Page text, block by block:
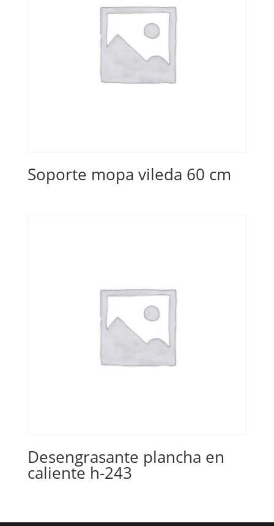
Soporte mopa vileda 60 cm
Desengrasante plancha en
caliente h-243